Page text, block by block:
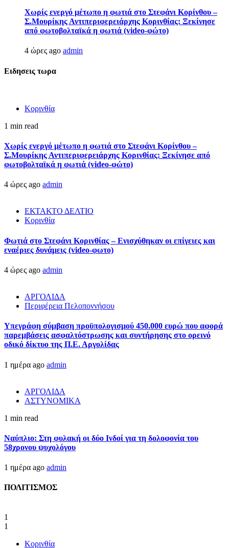
Χωρίς ενεργό μέτωπο η φωτιά στο Στεφάνι Κορίνθου –
Σ.Μουρίκης Αντιπεριφερειάρχης Κορινθίας: Ξεκίνησε
από φωτοβολταϊκά η φωτιά (video-φώτο)
4 ώρες ago admin
Ειδησεις τωρα
Κορινθία
1 min read
Χωρίς ενεργό μέτωπο η φωτιά στο Στεφάνι Κορίνθου –
Σ.Μουρίκης Αντιπεριφερειάρχης Κορινθίας: Ξεκίνησε από
φωτοβολταϊκά η φωτιά (video-φώτο)
4 ώρες ago admin
ΕΚΤΑΚΤΟ ΔΕΛΤΙΟ
Κορινθία
Φωτιά στο Στεφάνι Κορινθίας – Ενισχύθηκαν οι επίγειες και
εναέριες δυνάμεις (video-φωτο)
4 ώρες ago admin
ΑΡΓΟΛΙΔΑ
Περιφέρεια Πελοποννήσου
Υπεγράφη σύμβαση προϋπολογισμού 450.000 ευρώ που αφορά
παρεμβάσεις ασφαλτόστρωσης και συντήρησης στο ορεινό
οδικό δίκτυο της Π.Ε. Αργολίδας
1 ημέρα ago admin
ΑΡΓΟΛΙΔΑ
ΑΣΤΥΝΟΜΙΚΑ
1 min read
Ναύπλιο: Στη φυλακή οι δύο Ινδοί για τη δολοφονία του
58χρονου ψυχολόγου
1 ημέρα ago admin
ΠΟΛΙΤΙΣΜΟΣ
1
1
Κορινθία